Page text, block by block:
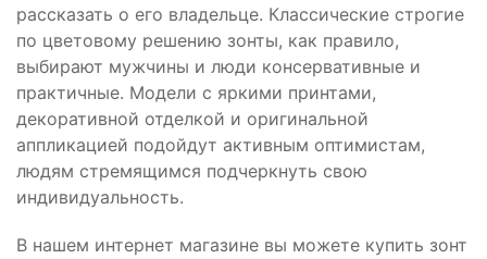
рассказать о его владельце. Классические строгие
по цветовому решению зонты, как правило,
выбирают мужчины и люди консервативные и
практичные. Модели с яркими принтами,
декоративной отделкой и оригинальной
аппликацией подойдут активным оптимистам,
людям стремящимся подчеркнуть свою
индивидуальность.
В нашем интернет магазине вы можете купить зонт